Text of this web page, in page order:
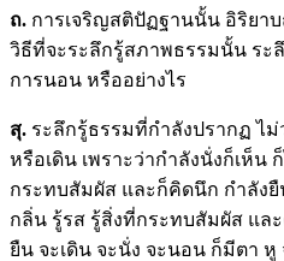
ถ. การเจริญสติปัฏฐานนั้น อิริยา
วิธีที่จะระลึกรู้สภาพธรรมนั้น ระ
การนอน หรืออย่างไร
สุ. ระลึกรู้ธรรมที่กำลังปรากฏ ไ
หรือเดิน เพราะว่ากำลังนั่งก็เห็น
กระทบสัมผัส และก็คิดนึก กำลัง
กลิ่น รู้รส รู้สิ่งที่กระทบสัมผัส แล
ยืน จะเดิน จะนั่ง จะนอน ก็มีตา